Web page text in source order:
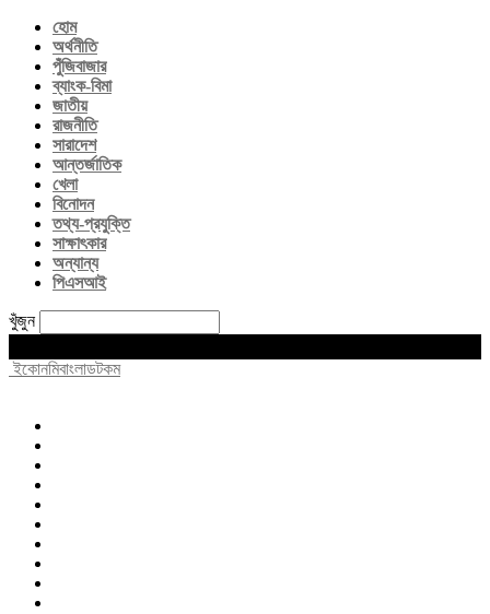
হোম
অর্থনীতি
পুঁজিবাজার
ব্যাংক-বিমা
জাতীয়
রাজনীতি
সারাদেশ
আন্তর্জাতিক
খেলা
বিনোদন
তথ্য-প্রযুক্তি
সাক্ষাৎকার
অন্যান্য
পিএসআই
খুঁজুন
ইকোনমিবাংলাডটকম